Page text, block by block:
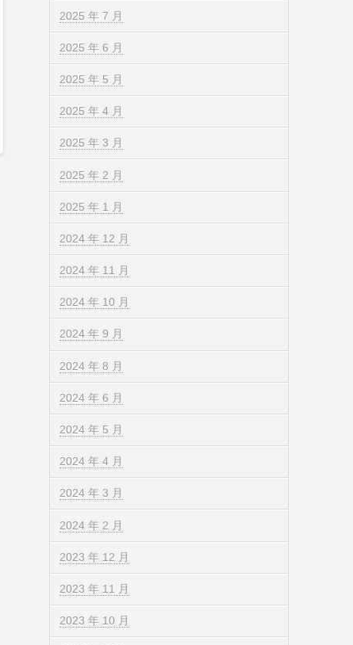
2025 年 7 月
2025 年 6 月
2025 年 5 月
2025 年 4 月
2025 年 3 月
2025 年 2 月
2025 年 1 月
2024 年 12 月
2024 年 11 月
2024 年 10 月
2024 年 9 月
2024 年 8 月
2024 年 6 月
2024 年 5 月
2024 年 4 月
2024 年 3 月
2024 年 2 月
2023 年 12 月
2023 年 11 月
2023 年 10 月